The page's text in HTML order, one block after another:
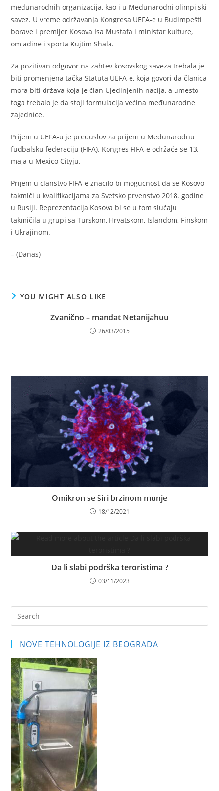
međunarodnih organizacija, kao i u Međunarodni olimpijski
savez. U vreme održavanja Kongresa UEFA-e u Budimpešti
borave i premijer Kosova Isa Mustafa i ministar kulture,
omladine i sporta Kujtim Shala.
Za pozitivan odgovor na zahtev kosovskog saveza trebala je
biti promenjena tačka Statuta UEFA-e, koja govori da članica
mora biti država koja je član Ujedinjenih nacija, a umesto
toga trebalo je da stoji formulacija većina međunarodne
zajednice.
Prijem u UEFA-u je preduslov za prijem u Međunarodnu
fudbalsku federaciju (FIFA). Kongres FIFA-e održaće se 13.
maja u Mexico Cityju.
Prijem u članstvo FIFA-e značilo bi mogućnost da se Kosovo
takmiči u kvalifikacijama za Svetsko prvenstvo 2018. godine
u Rusiji. Reprezentacija Kosova bi se u tom slučaju
takmičila u grupi sa Turskom, Hrvatskom, Islandom, Finskom
i Ukrajinom.
– (Danas)
YOU MIGHT ALSO LIKE
Zvanično – mandat Netanijahuu
26/03/2015
Omikron se širi brzinom munje
18/12/2021
Da li slabi podrška teroristima ?
03/11/2023
NOVE TEHNOLOGIJE IZ BEOGRADA